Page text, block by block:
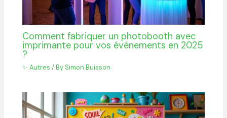
Comment fabriquer un photobooth avec
imprimante pour vos événements en 2025
?
✨ Autres / By Simon Buisson